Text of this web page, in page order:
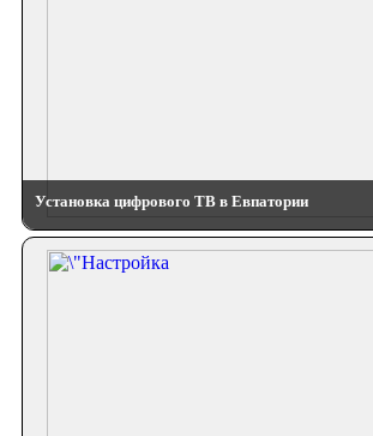
Установка цифрового ТВ в Евпатории